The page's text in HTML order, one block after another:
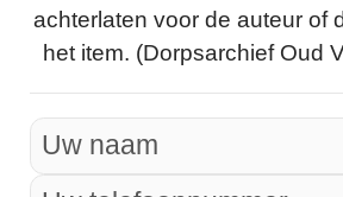
achterlaten voor de auteur of
het item. (Dorpsarchief Oud